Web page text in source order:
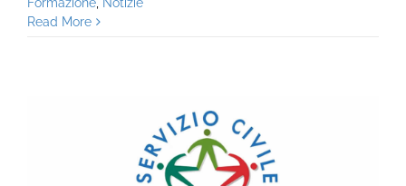
Read More